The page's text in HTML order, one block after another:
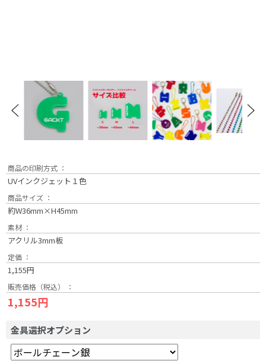
商品の印刷方式 ：
UVインクジェット１色
商品サイズ ：
約W36mm×H45mm
素材 ：
アクリル3mm板
定価 ：
1,155円
販売価格（税込） ：
1,155円
金具選択オプション